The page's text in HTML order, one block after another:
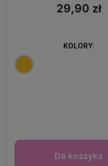
29,90 zł
Do koszyka
KOLORY: